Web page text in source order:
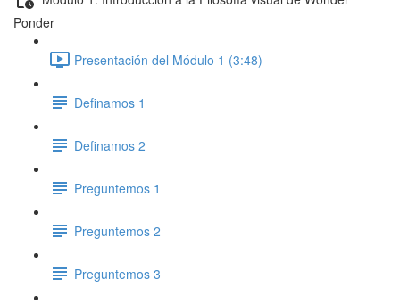
Ponder
Presentación del Módulo 1 (3:48)
Definamos 1
Definamos 2
Preguntemos 1
Preguntemos 2
Preguntemos 3